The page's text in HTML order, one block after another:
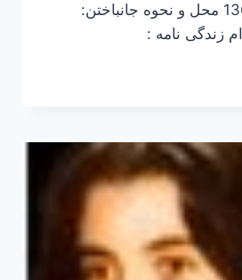
تاریخ جانباختن :1362 محل و نحوه جانباختن:
زندگی نامه :